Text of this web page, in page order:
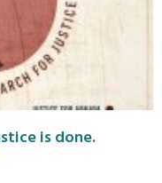
is done.